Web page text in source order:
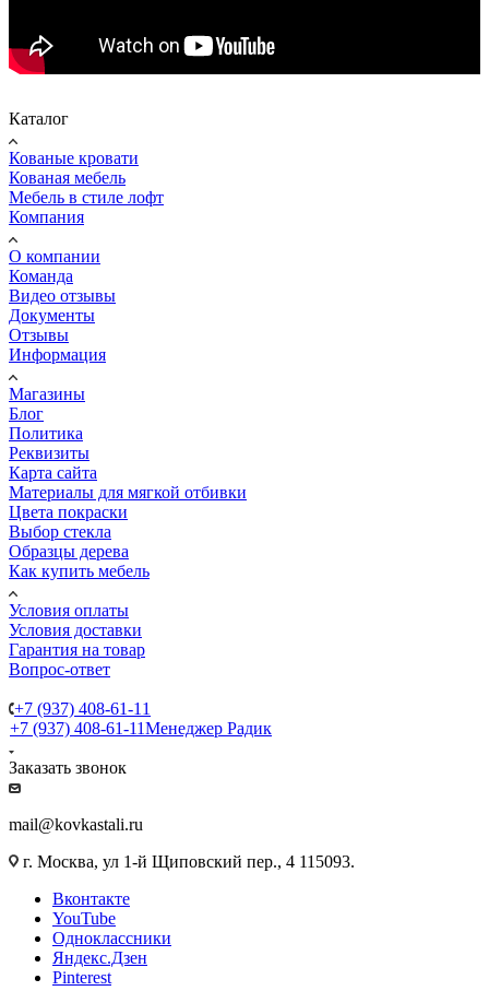
Каталог
Кованые кровати
Кованая мебель
Мебель в стиле лофт
Компания
О компании
Команда
Видео отзывы
Документы
Отзывы
Информация
Магазины
Блог
Политика
Реквизиты
Карта сайта
Материалы для мягкой отбивки
Цвета покраски
Выбор стекла
Образцы дерева
Как купить мебель
Условия оплаты
Условия доставки
Гарантия на товар
Вопрос-ответ
+7 (937) 408-61-11
+7 (937) 408-61-11Менеджер Радик
Заказать звонок
mail@kovkastali.ru
г. Москва, ул 1-й Щиповский пер., 4 115093.
Вконтакте
YouTube
Одноклассники
Яндекс.Дзен
Pinterest